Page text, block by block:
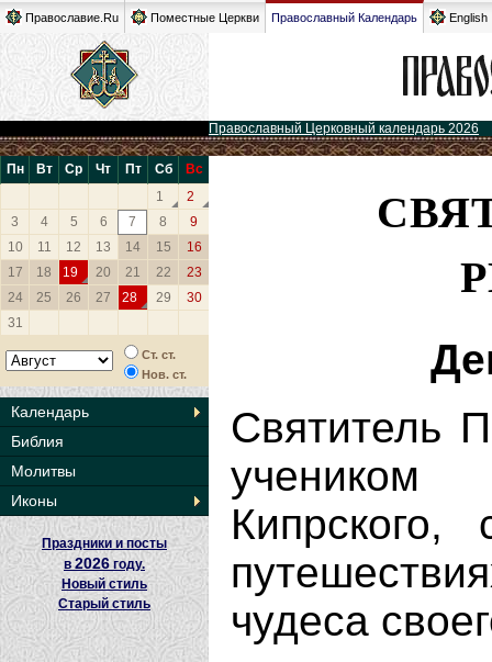
Православие.Ru Поместные Церкви Православный Календарь English
Православный Церковный календарь 2026
Пн Вт Ср Чт Пт Сб
Вс
1
2
3
4 5 6 7 8
9
10
11 12 13 14 15
16
17
18 19 20 21 22
23
24
25 26 27 28 29
30
31
Ст. ст.
Нов. ст.
Календарь
Библия
Молитвы
Иконы
Праздники и посты
в 2026 году.
Новый стиль
Старый стиль
Святитель
чудеса